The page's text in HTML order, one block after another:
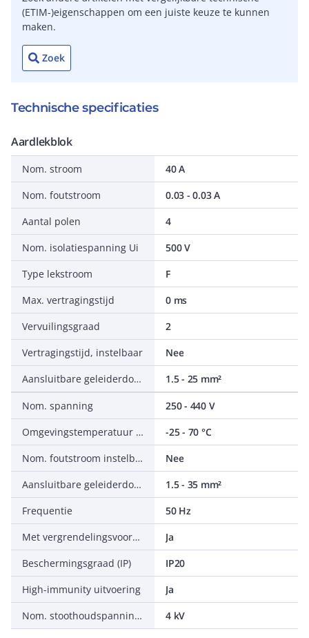
(ETIM-)eigenschappen om een juiste keuze te kunnen
maken.
Zoek
Technische specificaties
Aardlekblok
Nom. stroom
40 A
Nom. foutstroom
0.03 - 0.03 A
Aantal polen
4
Nom. isolatiespanning Ui
500 V
Type lekstroom
F
Max. vertragingstijd
0 ms
Vervuilingsgraad
2
Vertragingstijd, instelbaar
Nee
Aansluitbare geleiderdoorsnede meerdraads
1.5 - 25 mm²
Nom. spanning
250 - 440 V
Omgevingstemperatuur tijdens bedrijf
-25 - 70 °C
Nom. foutstroom instelbaar
Nee
Aansluitbare geleiderdoorsnede eendraads
1.5 - 35 mm²
Frequentie
50 Hz
Met vergrendelingsvoorziening
Ja
Beschermingsgraad (IP)
IP20
High-immunity uitvoering
Ja
Nom. stoothoudspanning (Uimp)
4 kV